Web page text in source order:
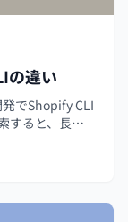
の違い
でShopify CLI
すると、長ら